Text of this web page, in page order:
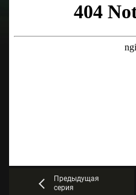
Предыдущая
серия